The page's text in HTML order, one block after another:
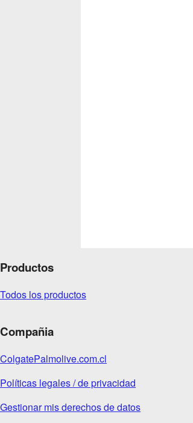
Productos
Todos los productos
Compañia
ColgatePalmolive.com.cl
Políticas legales / de privacidad
Gestionar mis derechos de datos